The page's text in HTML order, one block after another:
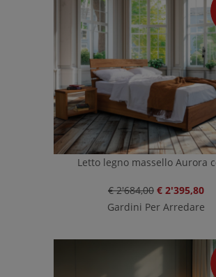
Letto legno massello Aurora
€ 2'684,00 € 2'395,80
Gardini Per Arredare